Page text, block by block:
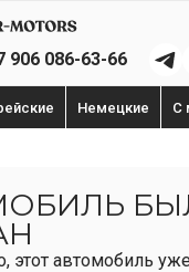
906 086-63-66
Немецкие С
этот автомобиль